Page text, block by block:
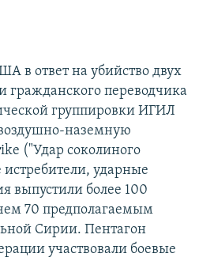
в ответ на убийство двух
гражданского переводчика
группировки ИГИЛ
наземную
("Удар соколиного
ударные
выпустили более 100
70 предполагаемым
Сирии. Пентагон
участвовали боевые